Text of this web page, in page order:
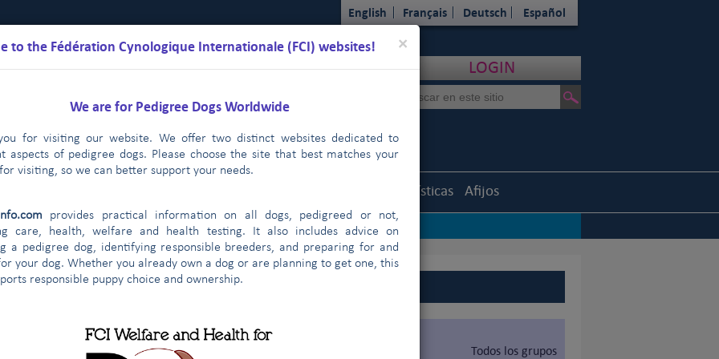
×
to the Fédération Cynologique Internationale (FCI) websites!
We are for Pedigree Dogs Worldwide
for visiting our website. We offer two distinct websites dedicated to
aspects of pedigree dogs. Please choose the site that best matches your
visiting, so we can better support your needs.
provides practical information on all dogs, pedigreed or not,
care, health, welfare and health testing. It also includes advice on
a pedigree dog, identifying responsible breeders, and preparing for and
your dog. Whether you already own a dog or are planning to get one, this
responsible puppy choice and ownership.
English Français Deutsch Español
LOGIN
Estadísticas Afijos
razas de la FCI
Todos los grupos